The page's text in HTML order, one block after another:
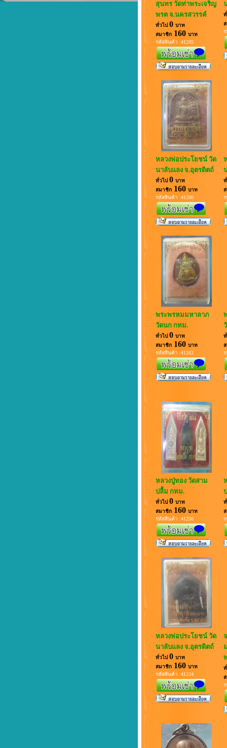
สุนทร วัดท่าพระเจริญ
พรต จ.นครสวรรค์
ทั่วไป 0 บาท
สมาชิก 160 บาท
รหัสสินค้า :41285
หลวงพ่อประโยชน์ วัด
นาลับแลง จ.อุตรดิตถ์
ทั่วไป 0 บาท
สมาชิก 160 บาท
รหัสสินค้า :41280
พระพรหมมหาลาภ
วัดนก กทม.
ทั่วไป 0 บาท
สมาชิก 160 บาท
รหัสสินค้า :41262
หลวงปู่ทอง วัดสาม
ปลื้ม กทม.
ทั่วไป 0 บาท
สมาชิก 160 บาท
รหัสสินค้า :41256
หลวงพ่อประโยชน์ วัด
นาลับแลง จ.อุตรดิตถ์
ทั่วไป 0 บาท
สมาชิก 160 บาท
รหัสสินค้า :41224